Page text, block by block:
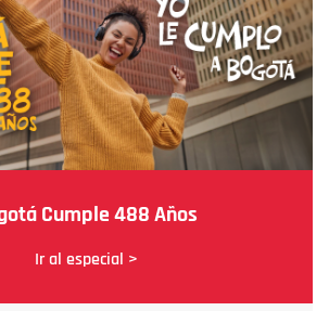
Cumple 488 Años
Ir al especial >